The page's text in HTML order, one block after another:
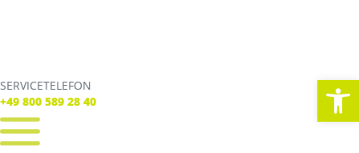
SERVICETELEFON
+49 800 589 28 40
SERVICE TELEFON
+49 800 589 28 40